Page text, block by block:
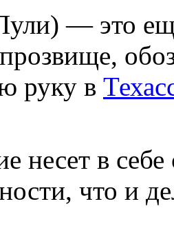
— это
руку в
несет в
что и